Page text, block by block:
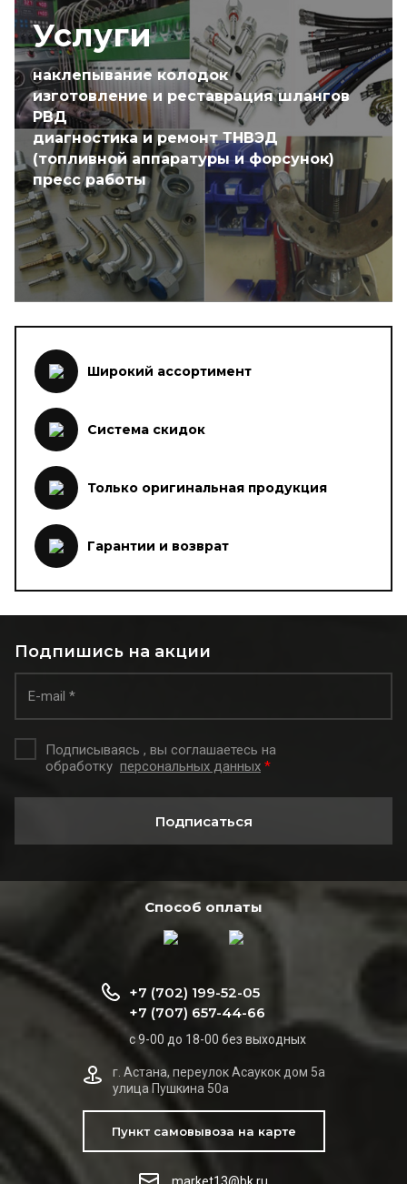
Услуги
наклепывание колодок
изготовление и реставрация шлангов
РВД
диагностика и ремонт ТНВЭД
(топливной аппаратуры и форсунок)
пресс работы
Широкий ассортимент
Система скидок
Только оригинальная продукция
Гарантии и возврат
Подпишись на акции
Подписываясь , вы соглашаетесь на
обработку персональных данных *
Подписаться
Способ оплаты
+7 (702) 199-52-05
+7 (707) 657-44-66
с 9-00 до 18-00 без выходных
г. Астана, переулок Асаукок дом 5а
улица Пушкина 50а
Пункт самовывоза на карте
market13@bk.ru